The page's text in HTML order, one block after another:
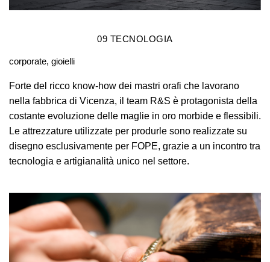
09 TECNOLOGIA
corporate, gioielli
Forte del ricco know-how dei mastri orafi che lavorano
nella fabbrica di Vicenza, il team R&S è protagonista della
costante evoluzione delle maglie in oro morbide e flessibili.
Le attrezzature utilizzate per produrle sono realizzate su
disegno esclusivamente per FOPE, grazie a un incontro tra
tecnologia e artigianalità unico nel settore.